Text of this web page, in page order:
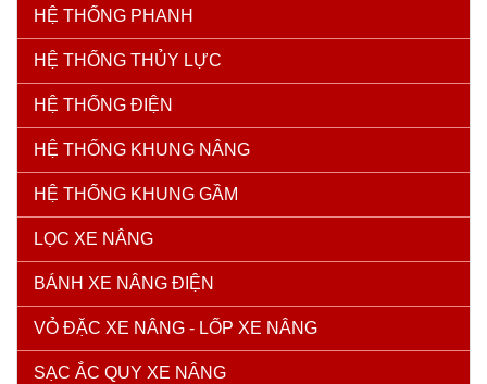
HỆ THỐNG PHANH
HỆ THỐNG THỦY LỰC
HỆ THỐNG ĐIỆN
HỆ THỐNG KHUNG NÂNG
HỆ THỐNG KHUNG GẦM
LỌC XE NÂNG
BÁNH XE NÂNG ĐIỆN
VỎ ĐẶC XE NÂNG - LỐP XE NÂNG
SẠC ẮC QUY XE NÂNG